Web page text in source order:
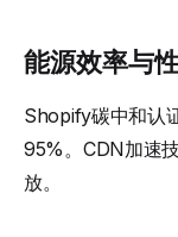
能源效率与
Shopify碳中和认
95%。CDN加速
放。